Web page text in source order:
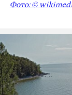
Фото: ©